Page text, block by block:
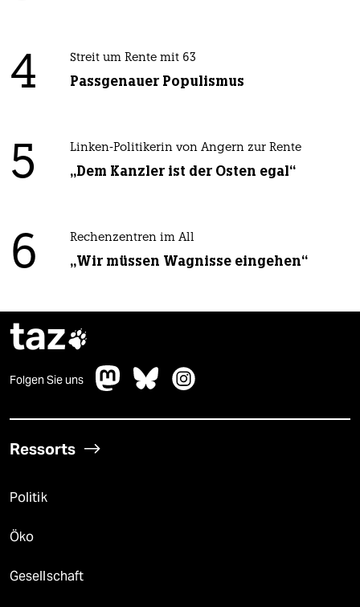
4 Streit um Rente mit 63
Passgenauer Populismus
5 Linken-Politikerin von Angern zur Rente
„Dem Kanzler ist der Osten egal“
6 Rechenzentren im All
„Wir müssen Wagnisse eingehen“
taz
Folgen Sie uns
Ressorts
Politik
Öko
Gesellschaft